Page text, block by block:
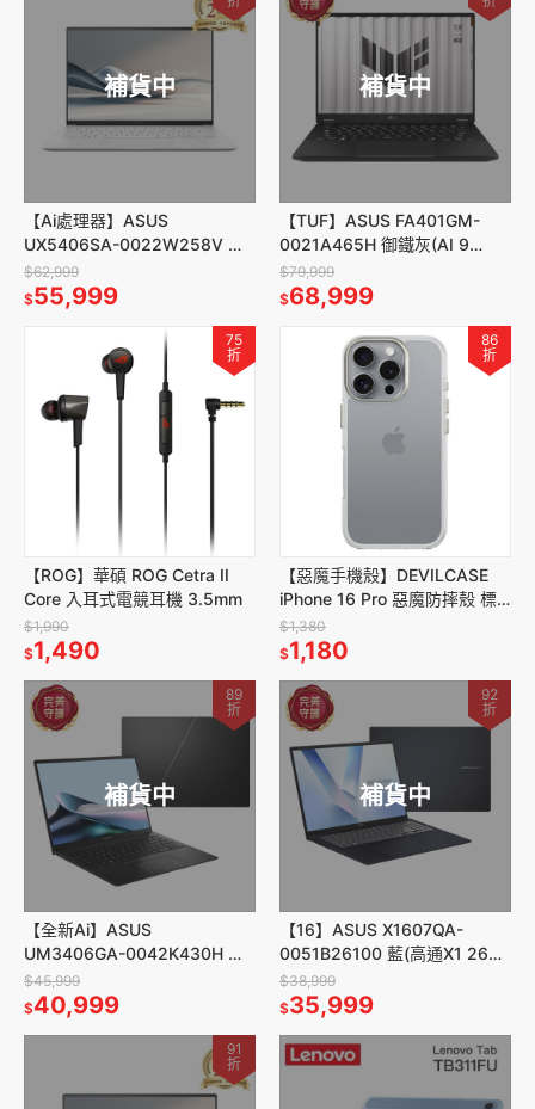
補貨中
【Ai處理器】ASUS
UX5406SA-0022W258V 暖
煦白(U7
258V/32GDR5X/1TB/W11)
$62,999
$55,999
補貨中
【TUF】ASUS FA401GM-
0021A465H 御鐵灰(AI 9
465/32G/1T/W11/5060)
$79,999
$68,999
75
折
【ROG】華碩 ROG Cetra II
Core 入耳式電競耳機 3.5mm
$1,990
$1,490
86
折
【惡魔手機殼】DEVILCASE
iPhone 16 Pro 惡魔防摔殼 標
準版2 透明
$1,380
$1,180
補貨中
89
折
【全新Ai】ASUS
UM3406GA-0042K430H 黑
(AI 5 430/14/16G/512G/W11)
$45,999
$40,999
補貨中
92
折
【16】ASUS X1607QA-
0051B26100 藍(高通X1 26
100/16/16G/512G/W11)
$38,999
$35,999
91
折